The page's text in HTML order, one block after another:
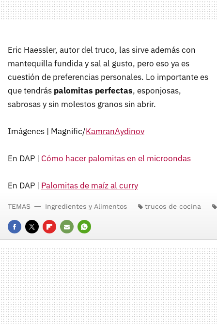
Eric Haessler, autor del truco, las sirve además con
mantequilla fundida y sal al gusto, pero eso ya es
cuestión de preferencias personales. Lo importante es
que tendrás palomitas perfectas, esponjosas,
sabrosas y sin molestos granos sin abrir.
Imágenes | Magnific/KamranAydinov
En DAP | Cómo hacer palomitas en el microondas
En DAP | Palomitas de maíz al curry
FACEBOOK
TWITTERFLIPBOARD
E-
MAIL
WHATSAPP
TEMAS Ingredientes y Alimentos trucos de cocina